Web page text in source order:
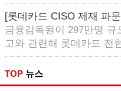
[롯데카드 CISO 제재 파
금융감독원이 297만명
고와 관련해 롯데카드 전
TOP 뉴스